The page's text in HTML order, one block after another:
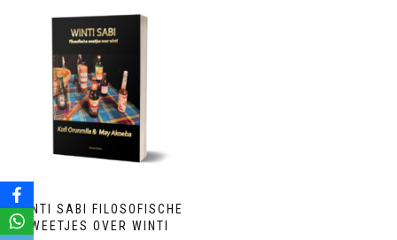
WINTI SABI FILOSOFISCHE
WEETJES OVER WINTI